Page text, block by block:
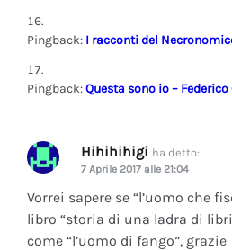
Pingback: I racconti del
Pingback:Questa sono io – Federico
Hihihihigi ha detto:
7 Aprile 2017 alle 21:04
Vorrei sapere se “l’uomo che
libro “storia di una ladra di
come “l’uomo di fango”, grazie